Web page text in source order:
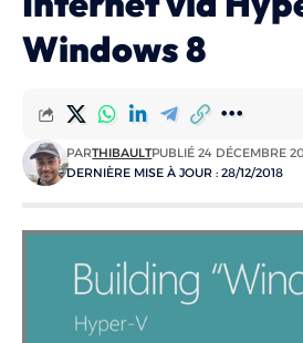
Windows 8
DERNIÈRE MISE À JOUR : 28/12/2018
PARTHIBAULTPUBLIÉ 24 DÉCEMBRE